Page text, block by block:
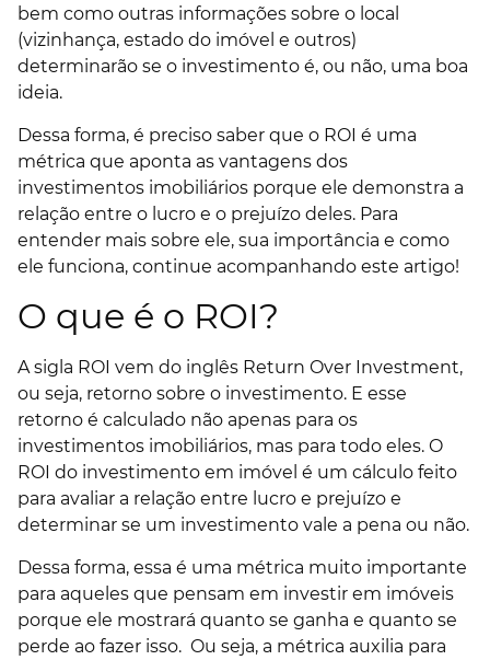
bem como outras informações sobre o local
(vizinhança, estado do imóvel e outros)
determinarão se o investimento é, ou não, uma boa
ideia.
Dessa forma, é preciso saber que o ROI é uma
métrica que aponta as vantagens dos
investimentos imobiliários porque ele demonstra a
relação entre o lucro e o prejuízo deles. Para
entender mais sobre ele, sua importância e como
ele funciona, continue acompanhando este artigo!
O que é o ROI?
A sigla ROI vem do inglês Return Over Investment,
ou seja, retorno sobre o investimento. E esse
retorno é calculado não apenas para os
investimentos imobiliários, mas para todo eles. O
ROI do investimento em imóvel é um cálculo feito
para avaliar a relação entre lucro e prejuízo e
determinar se um investimento vale a pena ou não.
Dessa forma, essa é uma métrica muito importante
para aqueles que pensam em investir em imóveis
porque ele mostrará quanto se ganha e quanto se
perde ao fazer isso. Ou seja, a métrica auxilia para